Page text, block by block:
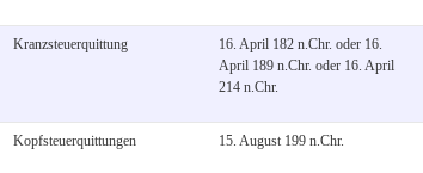
Kranzsteuerquittung
16. April 182 n.Chr. oder 16.
April 189 n.Chr. oder 16. April
214 n.Chr.
Kopfsteuerquittungen 15. August 199 n.Chr.